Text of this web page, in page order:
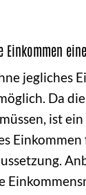
Einkommen
jegliches
Da
ist